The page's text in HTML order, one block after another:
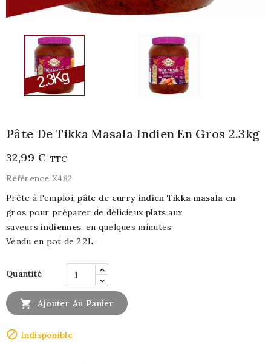
Pâte De Tikka Masala Indien En Gros 2.3kg
32,99 € TTC
Référence X482
Prête à l'emploi,pâte de curry indien Tikka masala en
gros pour préparer de délicieux platsaux
saveurs indiennes, en quelques minutes.
Vendu en pot de 2.2L
Quantité
 Ajouter Au Panier
 Indisponible